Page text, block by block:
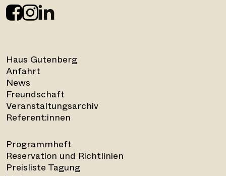
Haus Gutenberg
Anfahrt
News
Freundschaft
Veranstaltungsarchiv
Referent:innen
Programmheft
Reservation und Richtlinien
Preisliste Tagung